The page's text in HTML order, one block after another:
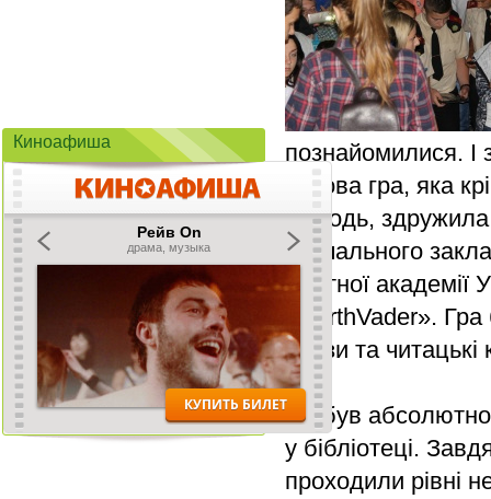
познайомилися. І
чудова гра, яка
молодь, здружила
навчального
Льотної
«DarthVader».
призи та читацькі
Це був
у бібліотеці.
проходили рівні
Киноафиша